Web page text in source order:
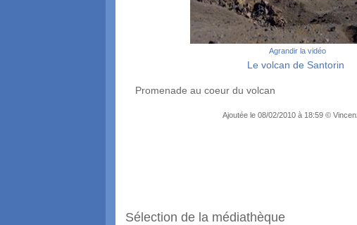
Agrandir la vidéo
Le volcan de Santorin
Promenade au coeur du volcan
Ajoutée le 08/02/2010 à 18:59 ©
Sélection de la médiathèque